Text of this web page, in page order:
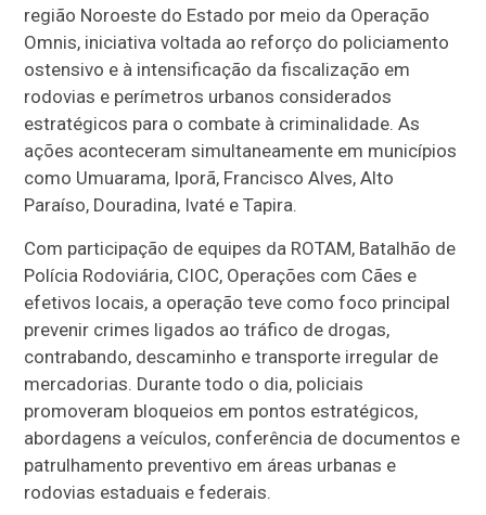
região Noroeste do Estado por meio da Operação
Omnis, iniciativa voltada ao reforço do policiamento
ostensivo e à intensificação da fiscalização em
rodovias e perímetros urbanos considerados
estratégicos para o combate à criminalidade. As
ações aconteceram simultaneamente em municípios
como Umuarama, Iporã, Francisco Alves, Alto
Paraíso, Douradina, Ivaté e Tapira.
Com participação de equipes da ROTAM, Batalhão de
Polícia Rodoviária, CIOC, Operações com Cães e
efetivos locais, a operação teve como foco principal
prevenir crimes ligados ao tráfico de drogas,
contrabando, descaminho e transporte irregular de
mercadorias. Durante todo o dia, policiais
promoveram bloqueios em pontos estratégicos,
abordagens a veículos, conferência de documentos e
patrulhamento preventivo em áreas urbanas e
rodovias estaduais e federais.